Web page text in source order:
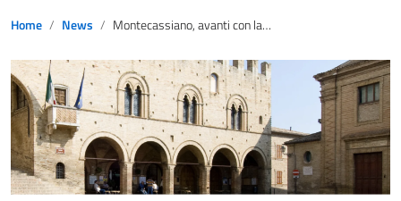
Home News Montecassiano, avanti con la ricostruzione pubblica